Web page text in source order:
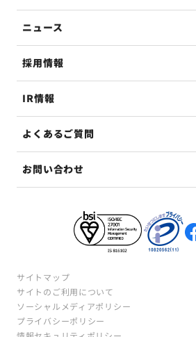
ニュース
採用情報
IR情報
よくあるご質問
お問い合わせ
サイトマップ
サイトのご利用について
ソーシャルメディアポリシー
プライバシーポリシー